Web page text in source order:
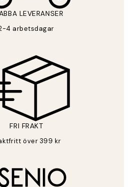
LEVERANSER
4 arbetsdagar
FRI FRAKT
över 399 kr